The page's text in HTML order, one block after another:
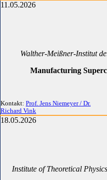
11.05.2026
Walther-Meißner-Institut
Manufacturing
Kontakt: Prof. Jens Niemeyer / Dr.
Richard Vink
18.05.2026
Institute of Theoretical